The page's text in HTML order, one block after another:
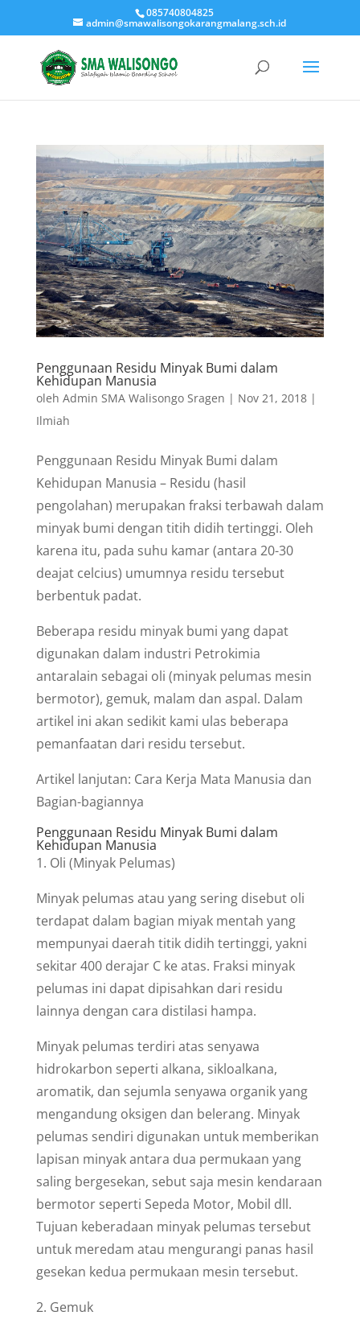
085740804825
admin@smawalisongokarangmalang.sch.id
Penggunaan Residu Minyak Bumi dalam
Kehidupan Manusia
oleh Admin SMA Walisongo Sragen | Nov 21, 2018|
Ilmiah
Penggunaan Residu Minyak Bumi dalam
Kehidupan Manusia – Residu (hasil
pengolahan) merupakan fraksi terbawah dalam
minyak bumi dengan titih didih tertinggi. Oleh
karena itu, pada suhu kamar (antara 20-30
deajat celcius) umumnya residu tersebut
berbentuk padat.
Beberapa residu minyak bumi yang dapat
digunakan dalam industri Petrokimia
antaralain sebagai oli (minyak pelumas mesin
bermotor), gemuk, malam dan aspal. Dalam
artikel ini akan sedikit kami ulas beberapa
pemanfaatan dari residu tersebut.
Artikel lanjutan: Cara Kerja Mata Manusia dan
Bagian-bagiannya
Penggunaan Residu Minyak Bumi dalam
Kehidupan Manusia
1. Oli (Minyak Pelumas)
Minyak pelumas atau yang sering disebut oli
terdapat dalam bagian miyak mentah yang
mempunyai daerah titik didih tertinggi, yakni
sekitar 400 derajar C ke atas. Fraksi minyak
pelumas ini dapat dipisahkan dari residu
lainnya dengan cara distilasi hampa.
Minyak pelumas terdiri atas senyawa
hidrokarbon seperti alkana, sikloalkana,
aromatik, dan sejumla senyawa organik yang
mengandung oksigen dan belerang. Minyak
pelumas sendiri digunakan untuk memberikan
lapisan minyak antara dua permukaan yang
saling bergesekan, sebut saja mesin kendaraan
bermotor seperti Sepeda Motor, Mobil dll.
Tujuan keberadaan minyak pelumas tersebut
untuk meredam atau mengurangi panas hasil
gesekan kedua permukaan mesin tersebut.
2. Gemuk